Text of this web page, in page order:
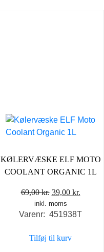
KØLERVÆSKE ELF MOTO
COOLANT ORGANIC 1L
69,00kr. Den
oprindelige
pris
69,00 kr..
39,00 kr.
pris
inkl. moms
Varenr: 451938T
Tilføj til kurv